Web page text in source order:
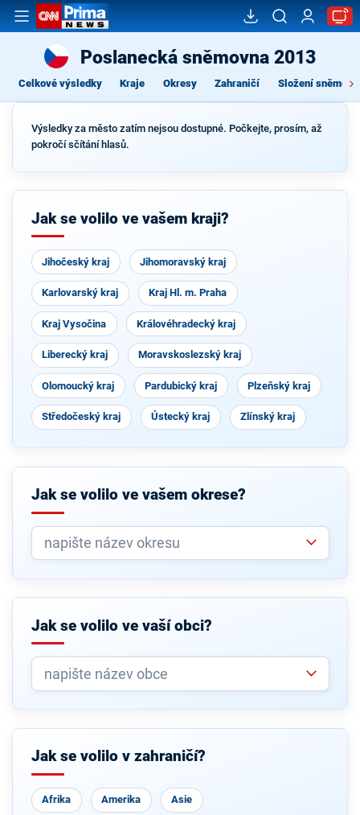
Poslanecká sněmovna 2013
Celkové výsledky Kraje Okresy Zahraničí Složení
Výsledky za město zatím nejsou dostupné. Počkejte, prosím, až
pokročí sčítání hlasů.
Jak se volilo ve vašem kraji?
Jihočeský kraj Jihomoravský kraj
Karlovarský kraj Kraj Hl. m. Praha
Kraj Vysočina Královéhradecký kraj
Liberecký kraj Moravskoslezský kraj
Olomoucký kraj Pardubický kraj Plzeňský kraj
Středočeský kraj Ústecký kraj Zlínský kraj
Jak se volilo ve vašem okrese?
Jak se volilo ve vaší obci?
Jak se volilo v zahraničí?
Afrika Amerika Asie